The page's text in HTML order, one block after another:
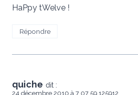
HaPpy tWelve !
Répondre
quiche dit :
24 décembre 2010 à 7 07 59 125912